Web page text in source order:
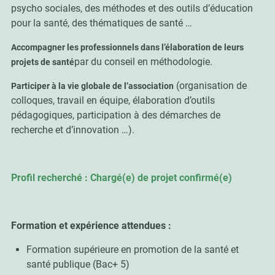
psycho sociales, des méthodes et des outils d’éducation
pour la santé, des thématiques de santé …
Accompagner les professionnels dans l’élaboration de leurs
projets de santépar du conseil en méthodologie.
Participer à la vie globale de l’association (organisation de
colloques, travail en équipe, élaboration d’outils
pédagogiques, participation à des démarches de
recherche et d’innovation …).
Profil recherché : Chargé(e) de projet confirmé(e)
Formation et expérience attendues :
Formation supérieure en promotion de la santé et
santé publique (Bac+ 5)